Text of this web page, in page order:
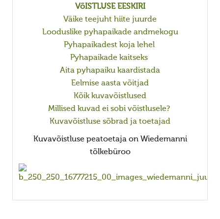
Kohalikud kojad
Avaldused
Jumiõie jutud
Usuvabadus
Kirikute ja koguduste seadus
Seadusandlus
Sõbrad ja koostööpartnerid
VõISTLUSE EESKIRI
Väike teejuht hiite juurde
Looduslike pyhapaikade andmekogu
Pyhapaikadest koja lehel
Pyhapaikade kaitseks
Aita pyhapaiku kaardistada
Eelmise aasta võitjad
Kõik kuvavõistlused
Millised kuvad ei sobi võistlusele?
Kuvavõistluse sõbrad ja toetajad
Kuvavõistluse peatoetaja on Wiedemanni
tõlkebüroo